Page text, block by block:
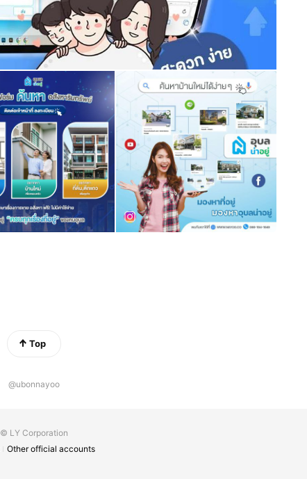
Top
@ubonnayoo
© LY Corporation
Other official accounts